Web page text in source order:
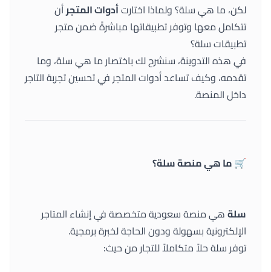
لكن، ما هي سلة؟ ولماذا اختارتأدوات المتجرأن
تتكامل معها وتوفر تطبيقاتها مباشرةً ضمن متجر
تطبيقات سلة؟
في هذه التدوينة، سنشرح لك باختصار ما هي سلة، وما
تقدمه، وكيف تساعد أدوات المتجر في تحسين تجربة التاجر
داخل المنصة.
🛒 ما هي منصة سلة؟
سلةهي منصة سعودية متخصصة في إنشاء المتاجر
الإلكترونية بسهولة ودون الحاجة لخبرة برمجية.
توفر سلة حلاً متكاملاً للتجار من حيث: